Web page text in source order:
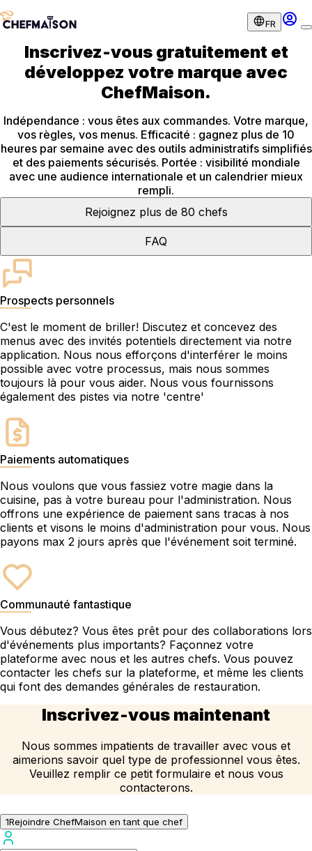
FR
Inscrivez-vous gratuitement et
développez votre marque avec
ChefMaison.
Indépendance : vous êtes aux commandes. Votre marque,
vos règles, vos menus. Efficacité : gagnez plus de 10
heures par semaine avec des outils administratifs simplifiés
et des paiements sécurisés. Portée : visibilité mondiale
avec une audience internationale et un calendrier mieux
rempli.
Rejoignez plus de 80 chefs
FAQ
Prospects personnels
C'est le moment de briller! Discutez et concevez des
menus avec des invités potentiels directement via notre
application. Nous nous efforçons d'interférer le moins
possible avec votre processus, mais nous sommes
toujours là pour vous aider. Nous vous fournissons
également des pistes via notre 'centre'
Paiements automatiques
Nous voulons que vous fassiez votre magie dans la
cuisine, pas à votre bureau pour l'administration. Nous
offrons une expérience de paiement sans tracas à nos
clients et visons le moins d'administration pour vous. Nous
payons max 2 jours après que l'événement soit terminé.
Communauté fantastique
Vous débutez? Vous êtes prêt pour des collaborations lors
d'événements plus importants? Façonnez votre
plateforme avec nous et les autres chefs. Vous pouvez
contacter les chefs sur la plateforme, et même les clients
qui font des demandes générales de restauration.
Inscrivez-vous maintenant
Nous sommes impatients de travailler avec vous et
aimerions savoir quel type de professionnel vous êtes.
Veuillez remplir ce petit formulaire et nous vous
contacterons.
1Rejoindre ChefMaison en tant que chef